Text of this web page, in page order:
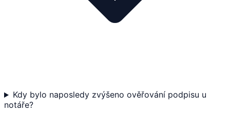
Kdy bylo naposledy zvýšeno ověřování podpisu u
notáře?